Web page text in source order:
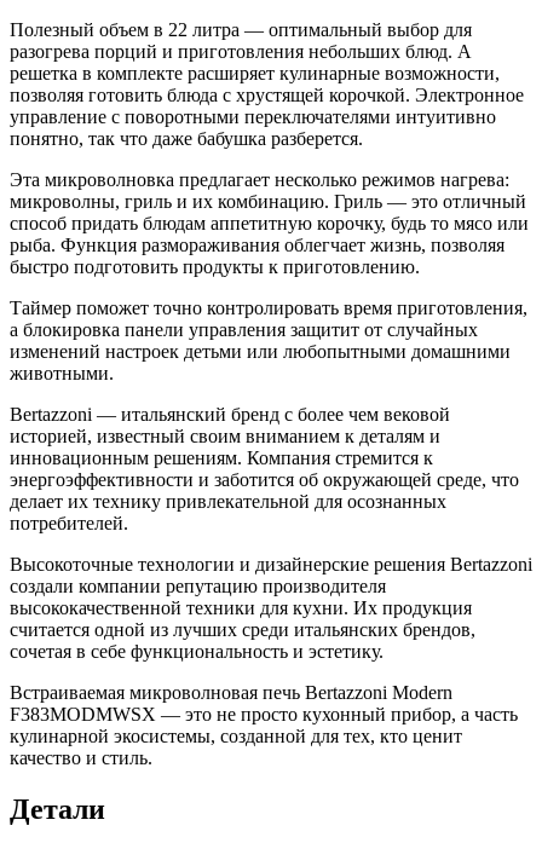
Полезный объем в 22 литра — оптимальный выбор для
разогрева порций и приготовления небольших блюд. А
решетка в комплекте расширяет кулинарные возможности,
позволяя готовить блюда с хрустящей корочкой. Электронное
управление с поворотными переключателями интуитивно
понятно, так что даже бабушка разберется.
Эта микроволновка предлагает несколько режимов нагрева:
микроволны, гриль и их комбинацию. Гриль — это отличный
способ придать блюдам аппетитную корочку, будь то мясо или
рыба. Функция размораживания облегчает жизнь, позволяя
быстро подготовить продукты к приготовлению.
Таймер поможет точно контролировать время приготовления,
а блокировка панели управления защитит от случайных
изменений настроек детьми или любопытными домашними
животными.
Bertazzoni — итальянский бренд с более чем вековой
историей, известный своим вниманием к деталям и
инновационным решениям. Компания стремится к
энергоэффективности и заботится об окружающей среде, что
делает их технику привлекательной для осознанных
потребителей.
Высокоточные технологии и дизайнерские решения Bertazzoni
создали компании репутацию производителя
высококачественной техники для кухни. Их продукция
считается одной из лучших среди итальянских брендов,
сочетая в себе функциональность и эстетику.
Встраиваемая микроволновая печь Bertazzoni Modern
F383MODMWSX — это не просто кухонный прибор, а часть
кулинарной экосистемы, созданной для тех, кто ценит
качество и стиль.
Детали